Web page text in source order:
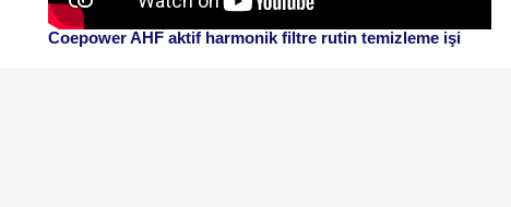
Coepower AHF aktif harmonik filtre rutin temizleme işi